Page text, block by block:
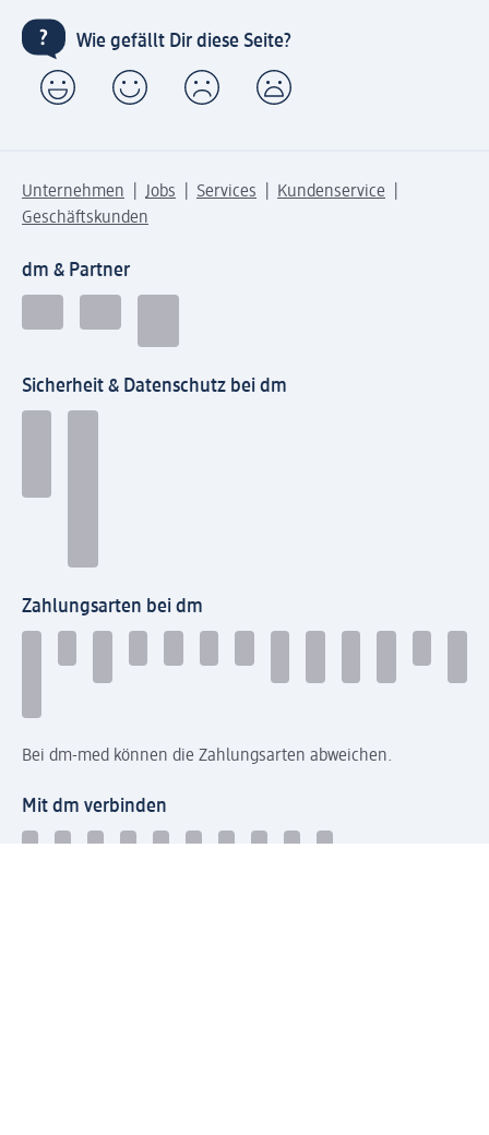
Wie gefällt Dir diese Seite?
Unternehmen Jobs Services
Kundenservice
Geschäftskunden
dm & Partner
Sicherheit & Datenschutz bei dm
Zahlungsarten bei dm
Bei dm-med können die Zahlungsarten abweichen.
Mit dm verbinden